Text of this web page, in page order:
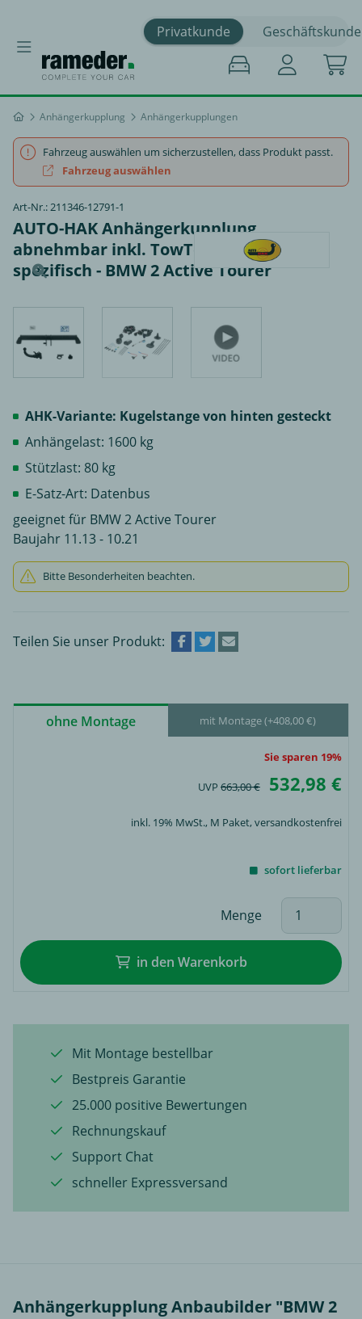
Privatkunde Geschäftskunde
Anhängerkupplung Anhängerkupplungen
Fahrzeug auswählen um sicherzustellen, dass Produkt passt.
Fahrzeug auswählen
Art-Nr.: 211346-12791-1
AUTO-HAK Anhängerkupplung
abnehmbar inkl. TowTec E-Satz 13polig
spezifisch - BMW 2 Active Tourer
AHK-Variante: Kugelstange von hinten gesteckt
Anhängelast: 1600 kg
Stützlast: 80 kg
E-Satz-Art: Datenbus
geeignet für BMW 2 Active Tourer
Baujahr 11.13 - 10.21
Bitte Besonderheiten beachten.
Teilen Sie unser Produkt:
ohne Montage mit Montage (+408,00 €)
Sie sparen 19%
UVP 663,00 € 532,98 €
inkl. 19% MwSt., M Paket, versandkostenfrei
sofort lieferbar
Menge
in den Warenkorb
Mit Montage bestellbar
Bestpreis Garantie
25.000 positive Bewertungen
Rechnungskauf
Support Chat
schneller Expressversand
Anhängerkupplung Anbaubilder "BMW 2